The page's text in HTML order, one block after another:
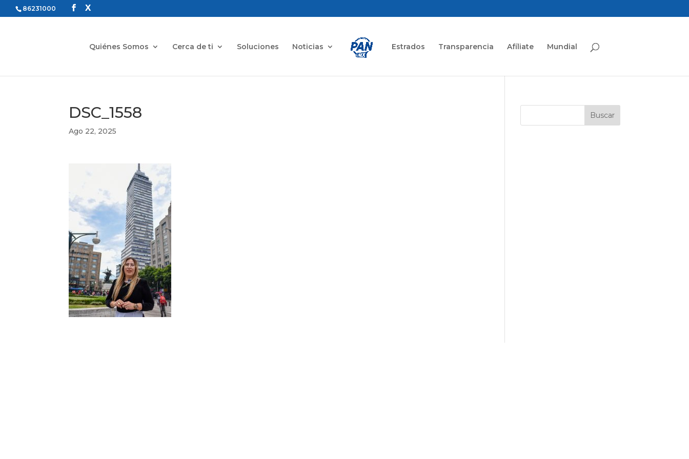
86231000
Quiénes Somos Cerca de ti Soluciones Noticias Estrados Transparencia Afíliate Mundial
DSC_1558
Ago 22, 2025